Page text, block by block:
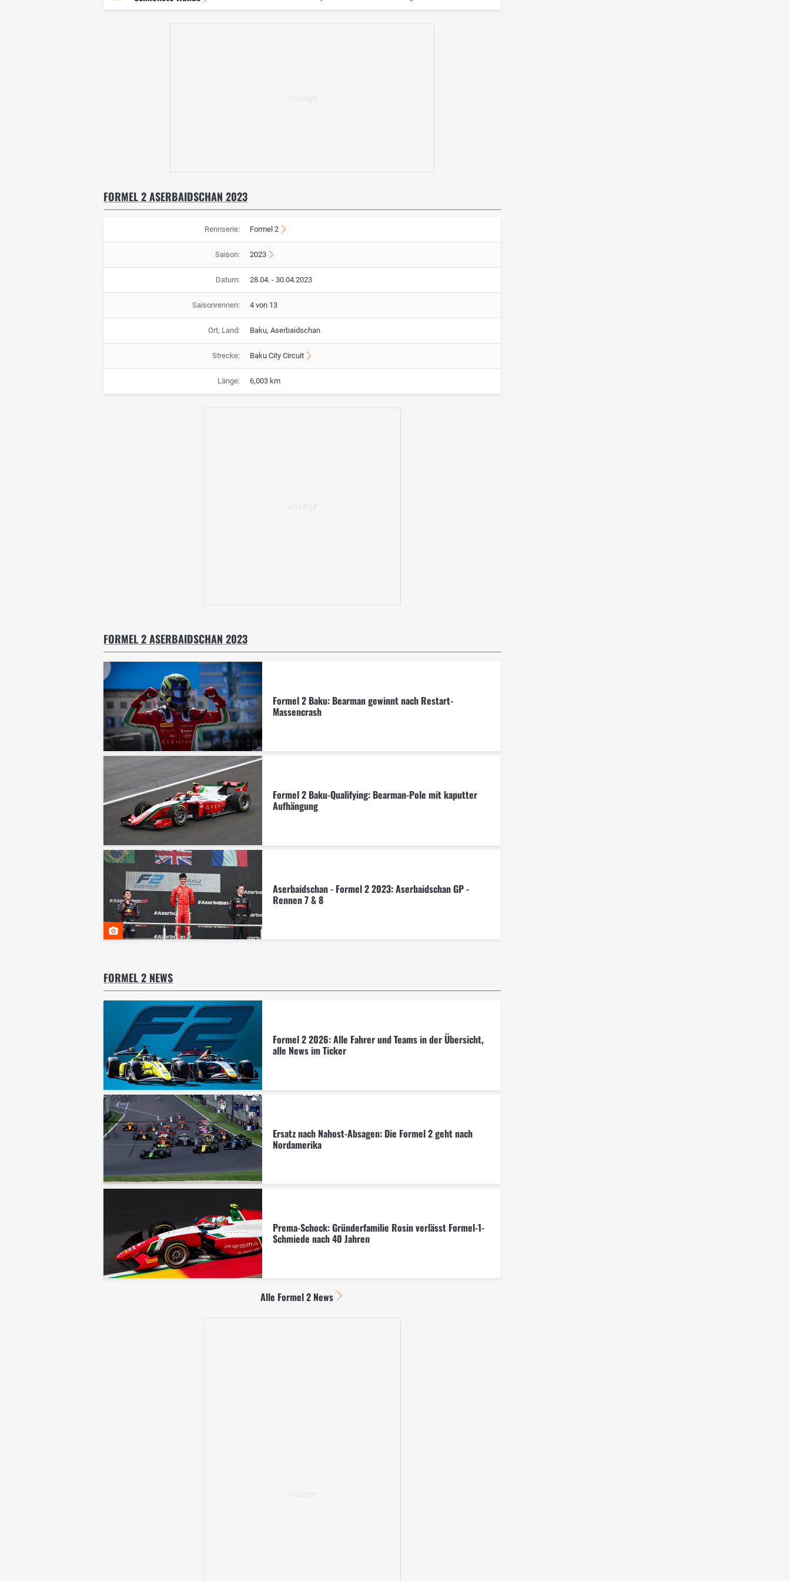
FORMEL 2 ASERBAIDSCHAN 2023
Rennserie: Formel 2
Saison: 2023
Datum: 28.04. - 30.04.2023
Saisonrennen: 4 von 13
Ort, Land: Baku, Aserbaidschan
Strecke: Baku City Circuit
Länge: 6,003 km
FORMEL 2 ASERBAIDSCHAN 2023
Formel 2 Baku: Bearman gewinnt nach Restart-
Massencrash
Formel 2 Baku-Qualifying: Bearman-Pole mit kaputter
Aufhängung
Aserbaidschan - Formel 2 2023: Aserbaidschan GP -
Rennen 7 & 8
FORMEL 2 NEWS
Formel 2 2026: Alle Fahrer und Teams in der Übersicht,
alle News im Ticker
Ersatz nach Nahost-Absagen: Die Formel 2 geht nach
Nordamerika
Prema-Schock: Gründerfamilie Rosin verlässt Formel-1-
Schmiede nach 40 Jahren
Alle Formel 2 News